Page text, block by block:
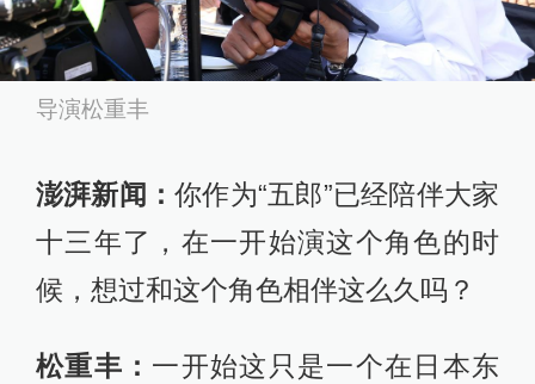
导演松重丰
澎湃新闻：你作为“五郎”已经陪伴大家
十三年了，在一开始演这个角色的时
候，想过和这个角色相伴这么久吗？
松重丰： 一开始这只是一个在日本东